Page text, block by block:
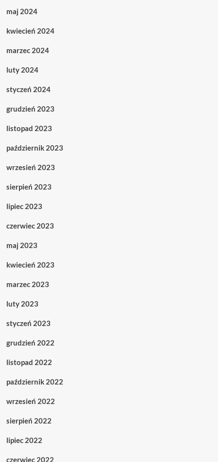
maj 2024
kwiecień 2024
marzec 2024
luty 2024
styczeń 2024
grudzień 2023
listopad 2023
październik 2023
wrzesień 2023
sierpień 2023
lipiec 2023
czerwiec 2023
maj 2023
kwiecień 2023
marzec 2023
luty 2023
styczeń 2023
grudzień 2022
listopad 2022
październik 2022
wrzesień 2022
sierpień 2022
lipiec 2022
czerwiec 2022